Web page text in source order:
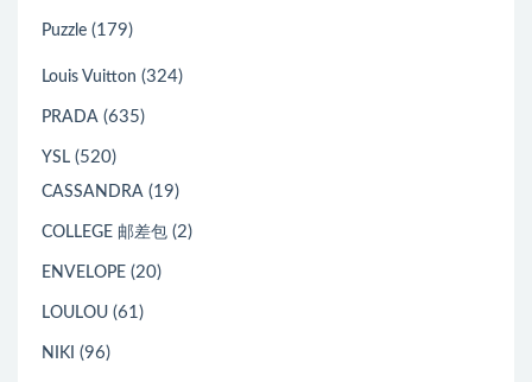
Puzzle (179)
Louis Vuitton (324)
PRADA (635)
YSL (520)
CASSANDRA (19)
COLLEGE 邮差包 (2)
ENVELOPE (20)
LOULOU (61)
NIKI (96)